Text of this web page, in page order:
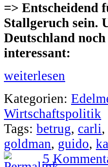
=> Entscheidend
Stallgeruch sein.
Deutschland
interessant:
weiterlesen
Kategorien:
Wirtschaftspolitik
Tags: betrug, carli,
goldman, guido,
5